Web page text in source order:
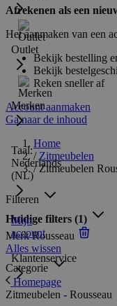
Outlet
Merken
Taal:
Nederlands
(NL)
Mijn
account
Klantenservice
Afrekenen als een
Het aanmaken van een
Bekijk bestelling
Bekijk
Reken sneller af
Account aanmaken
Ga naar de inhoud
Home
/ Zitmeubelen
/ Zitmeubelen
Filteren
Huidige filters (1)
Merk Rousseau
Alles wissen
Categorie
Homepage
Zitmeubelen - Rousseau